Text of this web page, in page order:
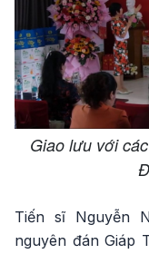
Giao lưu với
Tiến sĩ Nguyễn
nguyên đán Giáp